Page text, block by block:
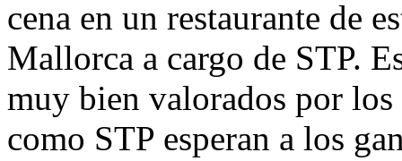
cena en un restaurante de
Mallorca a cargo de STP.
muy bien valorados por
como STP esperan a los